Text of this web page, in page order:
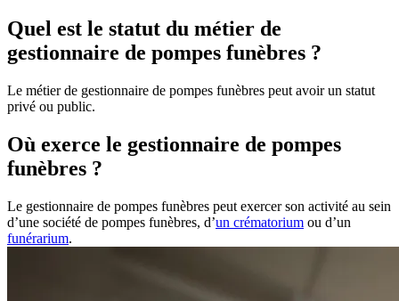
Quel est le statut du métier de
gestionnaire de pompes funèbres ?
Le métier de gestionnaire de pompes funèbres peut avoir un statut
privé ou public.
Où exerce le gestionnaire de pompes
funèbres ?
Le gestionnaire de pompes funèbres peut exercer son activité au sein
d’une société de pompes funèbres, d’un crématorium ou d’un
funérarium.